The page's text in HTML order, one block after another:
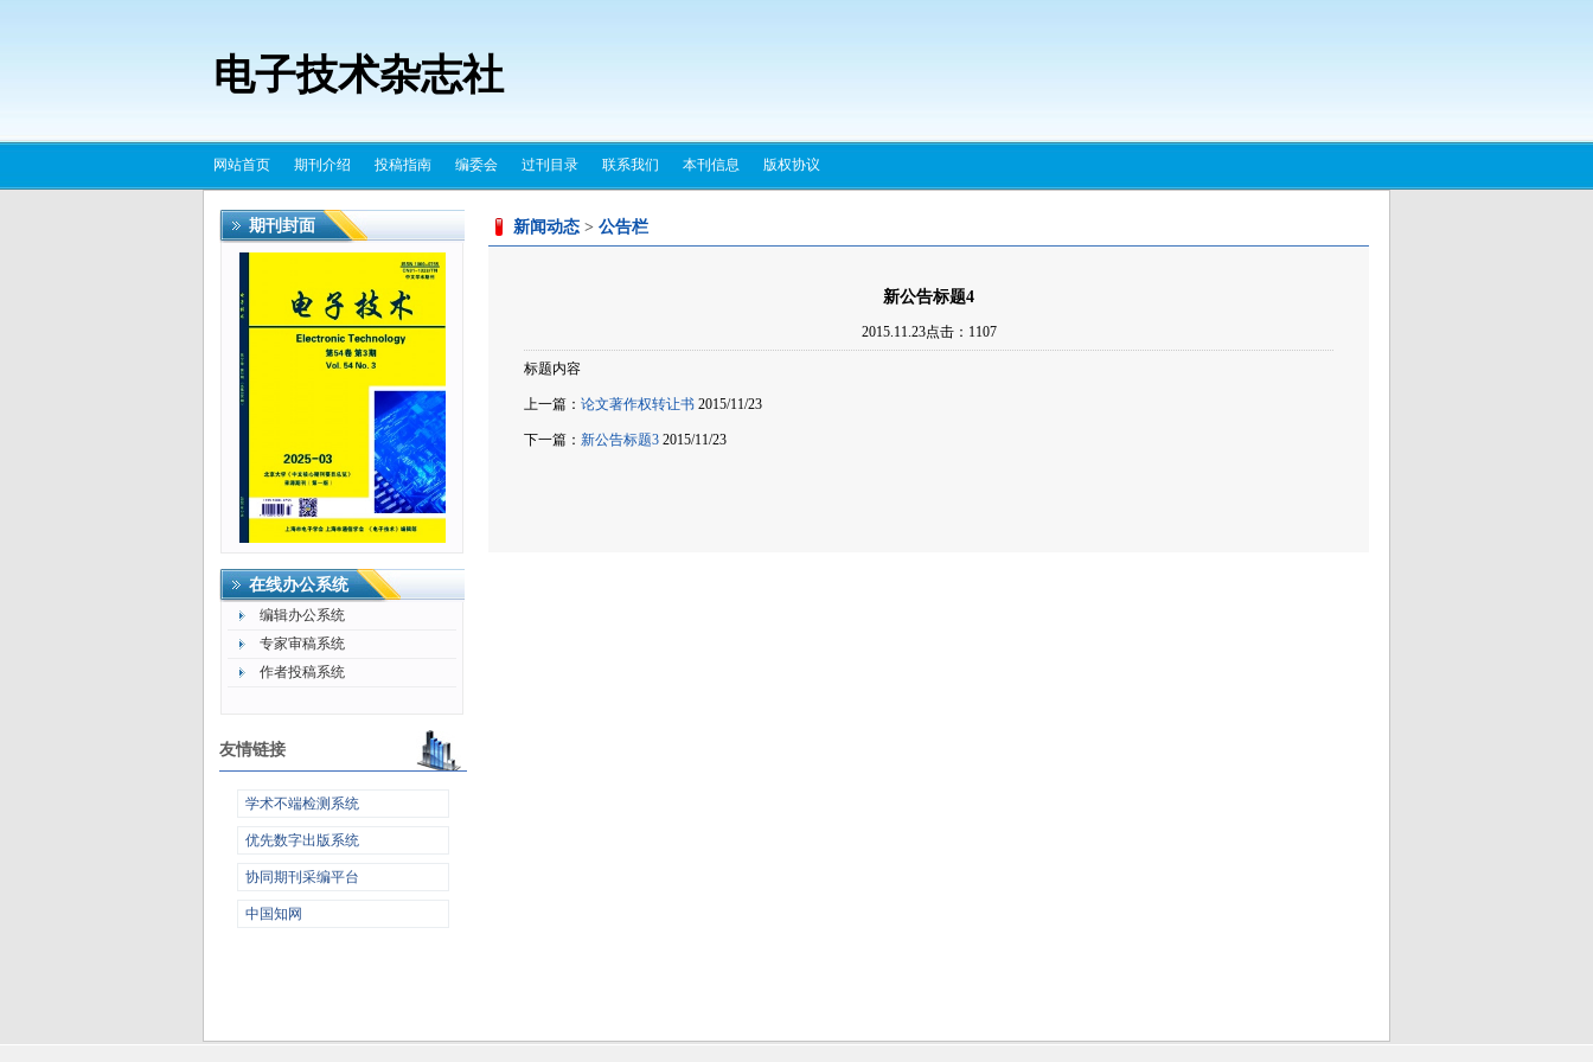
电子技术杂志社
网站首页 期刊介绍 投稿指南 编委会 过刊目录 联系我们 本刊信息 版权协议
期刊封面
在线办公系统
编辑办公系统
专家审稿系统
作者投稿系统
友情链接
学术不端检测系统
优先数字出版系统
协同期刊采编平台
中国知网
新闻动态 > 公告栏
新公告标题4
2015.11.23点击： 1107
标题内容
上一篇： 论文著作权转让书 2015/11/23
下一篇： 新公告标题3 2015/11/23